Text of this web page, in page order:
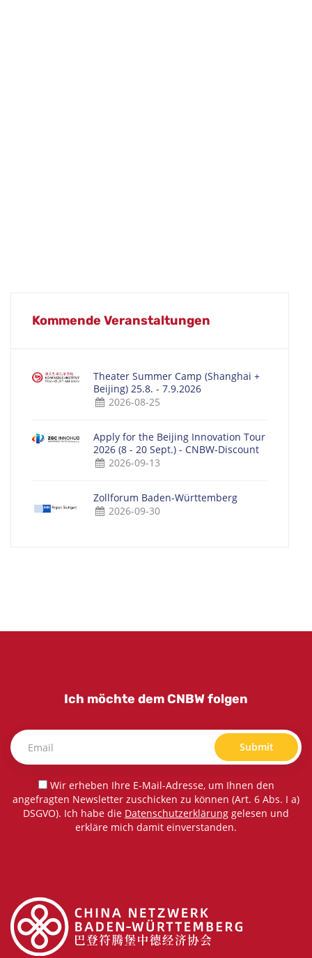
Kommende Veranstaltungen
Theater Summer Camp (Shanghai +
Beijing) 25.8. - 7.9.2026
2026-08-25
Apply for the Beijing Innovation Tour
2026 (8 - 20 Sept.) - CNBW-Discount
2026-09-13
Zollforum Baden-Württemberg
2026-09-30
Ich möchte dem CNBW folgen
Submit
Wir erheben Ihre E-Mail-Adresse, um Ihnen den
angefragten Newsletter zuschicken zu können (Art. 6 Abs. I a)
DSGVO). Ich habe die Datenschutzerklärung gelesen und
erkläre mich damit einverstanden.